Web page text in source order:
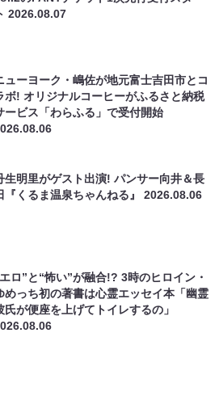
2026.08.07
ューヨーク・嶋佐が地元富士吉田市とコ
ボ! オリジナルコーヒーがふるさと納税
ービス「わらふる」で受付開始
生明里がゲスト出演! パンサー向井＆長
『くるま温泉ちゃんねる』2026.08.06
ロ”と“怖い”が融合!? 3時のヒロイン・
めっち初の著書は心霊エッセイ本「幽霊
氏が便座を上げてトイレするの」